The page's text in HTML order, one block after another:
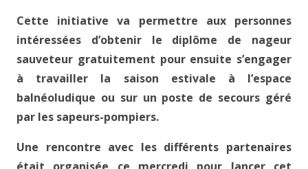
Cette initiative va permettre aux personnes
intéressées d’obtenir le diplôme de nageur
sauveteur gratuitement pour ensuite s’engager
à travailler la saison estivale à l’espace
balnéoludique ou sur un poste de secours géré
par les sapeurs-pompiers.
Une rencontre avec les différents partenaires